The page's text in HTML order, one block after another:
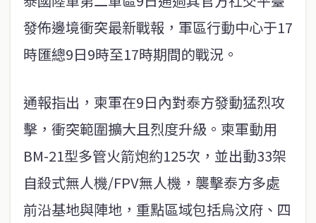
發佈邊境衝突最新戰報，軍區行動中心于17
時匯總9日9時至17時期間的戰況。
通報指出，柬軍在9日內對泰方發動猛烈攻
擊，衝突範圍擴大且烈度升級。柬軍動用
BM-21型多管火箭炮約125次，並出動33架
自殺式無人機/FPV無人機，襲擊泰方多處
前沿基地與陣地，重點區域包括烏汶府、四